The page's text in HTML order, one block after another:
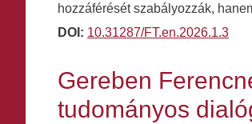
hozzáférését szabályozzák,
DOI: 10.31287/FT.en.2026.1.3
Gereben
tudományos